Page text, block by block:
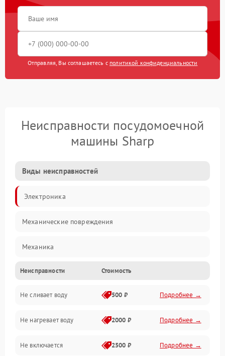
Отправляя, Вы соглашаетесь с политикой конфиденциальности
Неисправности посудомоечной
машины Sharp
Виды неисправностей
Электроника
Механические повреждения
Механика
Управление
Электропитание
Датчики
Нагрев
Неисправности Стоимость
Не сливает воду 500 ₽ Подробнее →
Не нагревает воду 2000 ₽ Подробнее →
Не включается 2500 ₽ Подробнее →